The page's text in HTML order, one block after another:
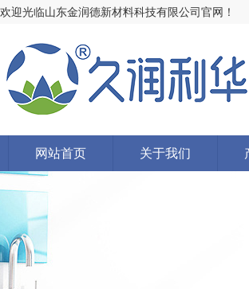
欢迎光临山东金润德新材料科技有限公司官网！
网站首页 关于我们